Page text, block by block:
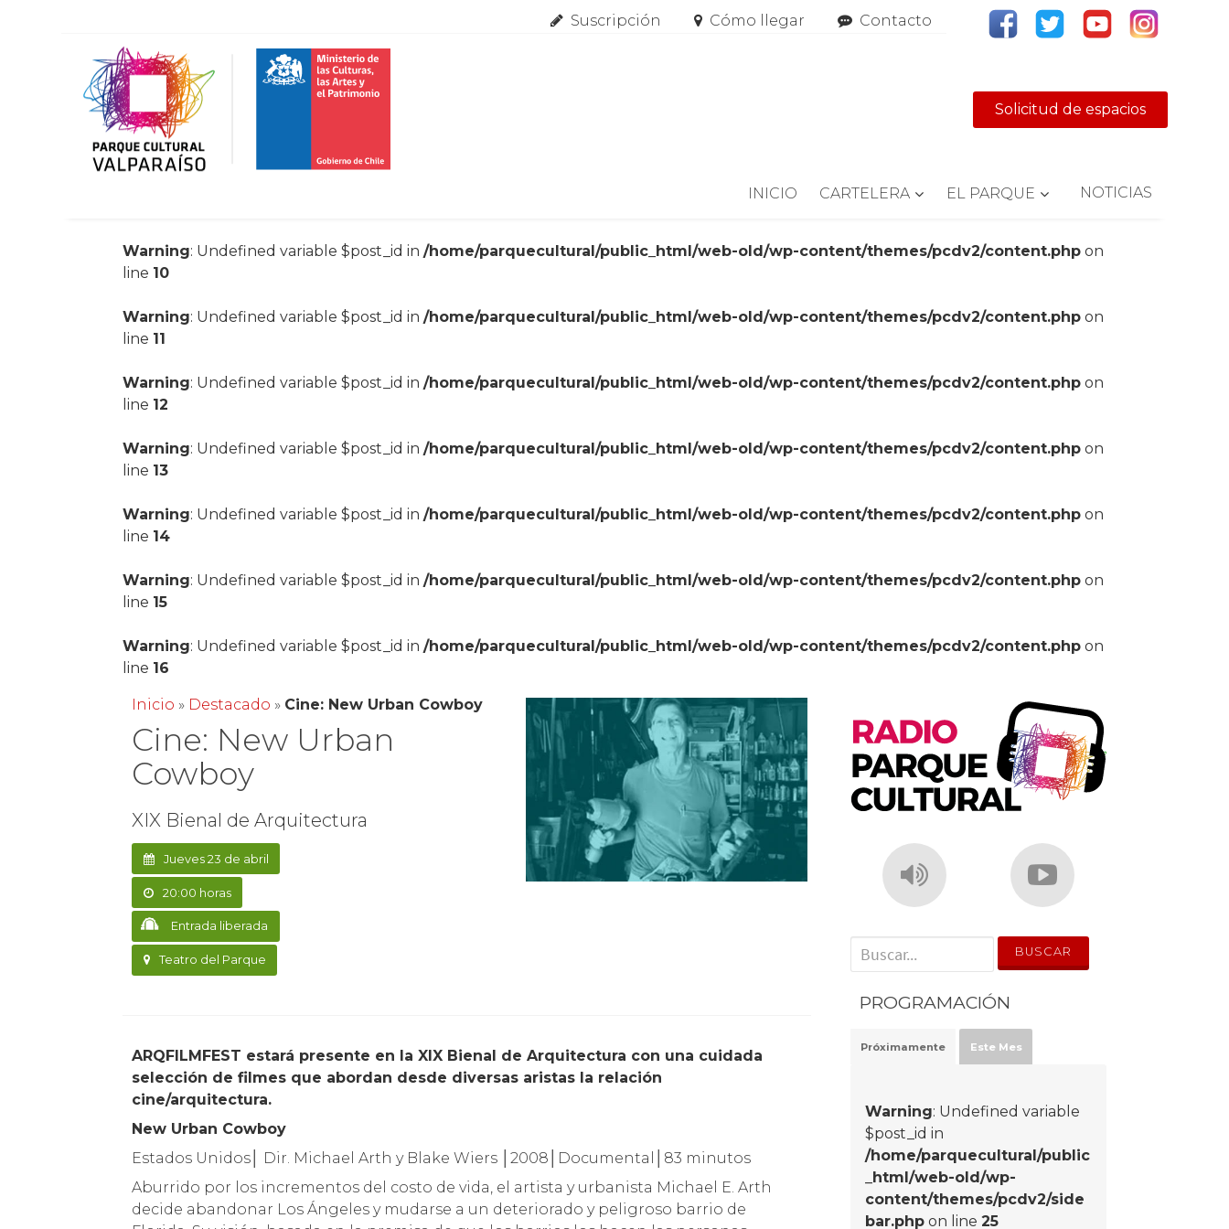
Suscripción Cómo llegar Contacto
Solicitud de espacios
INICIO CARTELERA EL PARQUE NOTICIAS
Warning: Undefined variable $post_id in/home/parquecultural/public_html/web-old/wp-content/themes/pcdv2/content.php on
line 10
Warning: Undefined variable $post_id in/home/parquecultural/public_html/web-old/wp-content/themes/pcdv2/content.php on
line 11
Warning: Undefined variable $post_id in/home/parquecultural/public_html/web-old/wp-content/themes/pcdv2/content.php on
line 12
Warning: Undefined variable $post_id in/home/parquecultural/public_html/web-old/wp-content/themes/pcdv2/content.php on
line 13
Warning: Undefined variable $post_id in/home/parquecultural/public_html/web-old/wp-content/themes/pcdv2/content.php on
line 14
Warning: Undefined variable $post_id in/home/parquecultural/public_html/web-old/wp-content/themes/pcdv2/content.php on
line 15
Warning: Undefined variable $post_id in/home/parquecultural/public_html/web-old/wp-content/themes/pcdv2/content.php on
line 16
Inicio » Destacado » Cine: New Urban Cowboy
Cine: New Urban
Cowboy
XIX Bienal de Arquitectura
Jueves 23 de abril
20:00 horas
Entrada liberada
Teatro del Parque
ARQFILMFEST estará presente en la XIX Bienal de Arquitectura con una cuidada
selección de filmes que abordan desde diversas aristas la relación
cine/arquitectura.
New Urban Cowboy
Estados Unidos│ Dir. Michael Arth y Blake Wiers │2008│Documental│83 minutos
Aburrido por los incrementos del costo de vida, el artista y urbanista Michael E. Arth
decide abandonar Los Ángeles y mudarse a un deteriorado y peligroso barrio de
' . __('Search for:') . '
PROGRAMACIÓN
Próximamente Este Mes
Warning: Undefined variable
$post_id in
/home/parquecultural/public
_html/web-old/wp-
content/themes/pcdv2/side
bar.php on line25